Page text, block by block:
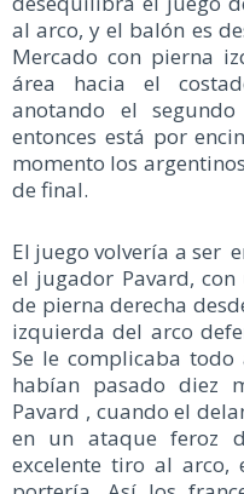
al arco, y el balón es
Mercado con pierna
área hacia el
anotando el
entonces está por
momento los
de final.
El juego volvería a ser
el jugador Pavard,
de pierna derecha
izquierda del arco
Se le complicaba todo
habían pasado diez
Pavard , cuando el
en un ataque feroz
excelente tiro al